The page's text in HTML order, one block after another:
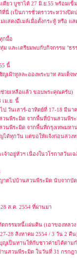
ดียว บูชาได้ 27 มิ.ย.55 พร้อมเ
(เป็นการชั่วคราวระหว่างปิด
แสดงอีเมล์เมื่อตั้งกระทู้ หรือ แ
กมื้อ
ม และเตรียมพบกับกิจกรรม "ธ
นี้
เฝ้าทูลละอองพระบาท สมเด็จ
ช่วยเหลือแล้ว ขอบพระคุณครับ)
เม.ย. นี้
วันเสาร์-อาทิตย์ที่ 17-18 มีนา
วนพีระมิด จากพื้นที่บ้านสวนพีร
นพีระมิด จากพื้นที่กรุงเทพมหา
ได้ทุกวัน แต่ขอให้แจ้งก่อนล่วง
จ้าอยู่หัวฯ เนื่องในวโรกาสวันเ
ตไปบ้านสวนพีระมิด นับจากบั
ส.ค. 2554 ที่ผ่านมา
กรรมหนี้แผ่นดิน (เอาของหลว
28 สิงหาคม 2554 / 3 วัน 2 คืน
ญเป็นทานให้กับชาวค่ายได้ตาม
นสวนพีระมิด ในวันที่ 31 กรกฎ